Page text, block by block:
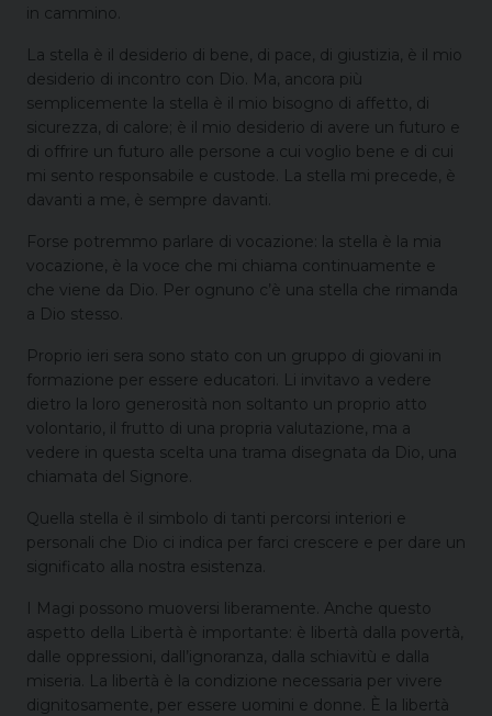
in cammino.
La stella è il desiderio di bene, di pace, di giustizia, è il mio
desiderio di incontro con Dio. Ma, ancora più
semplicemente la stella è il mio bisogno di affetto, di
sicurezza, di calore; è il mio desiderio di avere un futuro e
di offrire un futuro alle persone a cui voglio bene e di cui
mi sento responsabile e custode. La stella mi precede, è
davanti a me, è sempre davanti.
Forse potremmo parlare di vocazione: la stella è la mia
vocazione, è la voce che mi chiama continuamente e
che viene da Dio. Per ognuno c’è una stella che rimanda
a Dio stesso.
Proprio ieri sera sono stato con un gruppo di giovani in
formazione per essere educatori. Li invitavo a vedere
dietro la loro generosità non soltanto un proprio atto
volontario, il frutto di una propria valutazione, ma a
vedere in questa scelta una trama disegnata da Dio, una
chiamata del Signore.
Quella stella è il simbolo di tanti percorsi interiori e
personali che Dio ci indica per farci crescere e per dare un
significato alla nostra esistenza.
I Magi possono muoversi liberamente. Anche questo
aspetto della Libertà è importante: è libertà dalla povertà,
dalle oppressioni, dall’ignoranza, dalla schiavitù e dalla
miseria. La libertà è la condizione necessaria per vivere
dignitosamente, per essere uomini e donne. È la libertà